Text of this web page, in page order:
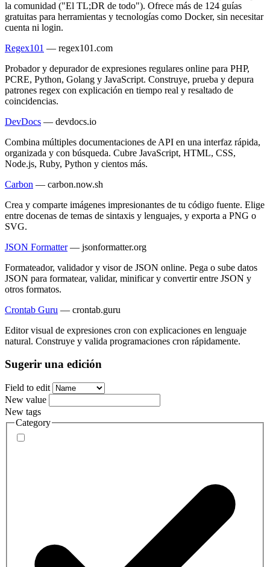
la comunidad ("El TL;DR de todo"). Ofrece más de 124 guías
gratuitas para herramientas y tecnologías como Docker, sin necesitar
cuenta ni login.
Regex101 — regex101.com
Probador y depurador de expresiones regulares online para PHP,
PCRE, Python, Golang y JavaScript. Construye, prueba y depura
patrones regex con explicación en tiempo real y resaltado de
coincidencias.
DevDocs — devdocs.io
Combina múltiples documentaciones de API en una interfaz rápida,
organizada y con búsqueda. Cubre JavaScript, HTML, CSS,
Node.js, Ruby, Python y cientos más.
Carbon — carbon.now.sh
Crea y comparte imágenes impresionantes de tu código fuente. Elige
entre docenas de temas de sintaxis y lenguajes, y exporta a PNG o
SVG.
JSON Formatter — jsonformatter.org
Formateador, validador y visor de JSON online. Pega o sube datos
JSON para formatear, validar, minificar y convertir entre JSON y
otros formatos.
Crontab Guru — crontab.guru
Editor visual de expresiones cron con explicaciones en lenguaje
natural. Construye y valida programaciones cron rápidamente.
Sugerir una edición
Field to edit
New value
New tags
Category